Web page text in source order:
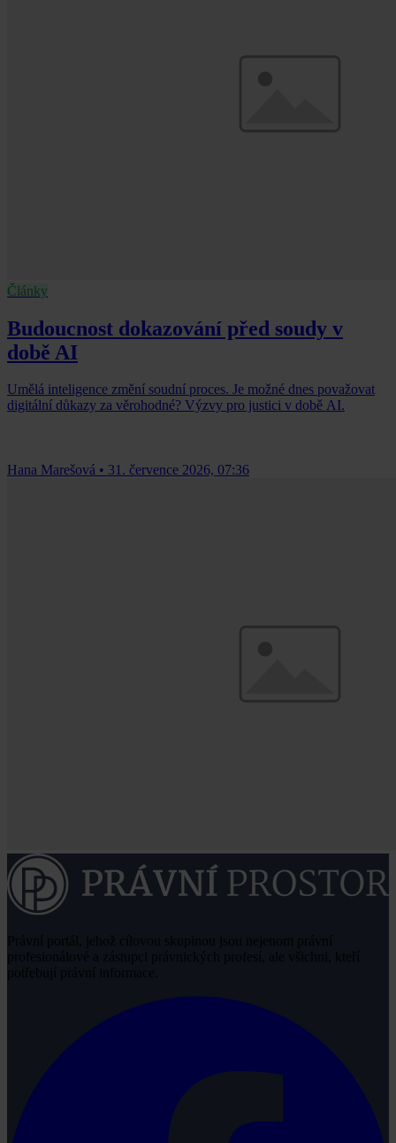
Články
Budoucnost dokazování před soudy v
době AI
Umělá inteligence změní soudní proces. Je možné dnes považovat
digitální důkazy za věrohodné? Výzvy pro justici v době AI.
Hana Marešová • 31. července 2026, 07:36